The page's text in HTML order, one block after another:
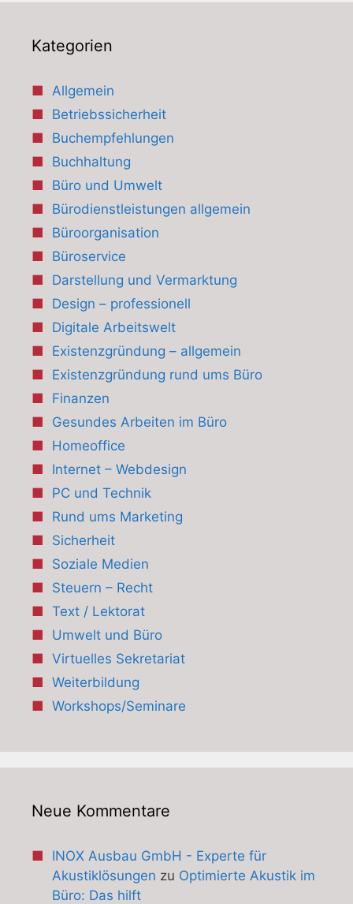
Kategorien
Allgemein
Betriebssicherheit
Buchempfehlungen
Buchhaltung
Büro und Umwelt
Bürodienstleistungen allgemein
Büroorganisation
Büroservice
Darstellung und Vermarktung
Design – professionell
Digitale Arbeitswelt
Existenzgründung – allgemein
Existenzgründung rund ums Büro
Finanzen
Gesundes Arbeiten im Büro
Homeoffice
Internet – Webdesign
PC und Technik
Rund ums Marketing
Sicherheit
Soziale Medien
Steuern – Recht
Text / Lektorat
Umwelt und Büro
Virtuelles Sekretariat
Weiterbildung
Workshops/Seminare
Neue Kommentare
INOX Ausbau GmbH - Experte für
Akustiklösungen zu Optimierte Akustik im
Büro: Das hilft